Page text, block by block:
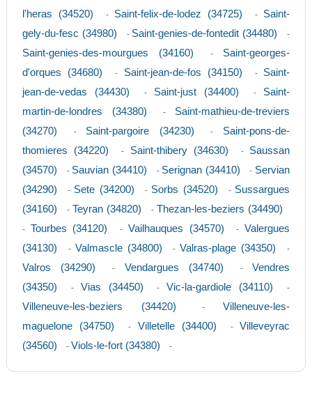
l'heras (34520)
- Saint-felix-de-lodez (34725) - Saint-
gely-du-fesc (34980)
- Saint-genies-de-fontedit (34480) -
Saint-genies-des-mourgues (34160) - Saint-georges-
d'orques (34680)
- Saint-jean-de-fos (34150) - Saint-
jean-de-vedas (34430)
- Saint-just (34400) - Saint-
martin-de-londres (34380)
- Saint-mathieu-de-treviers
(34270)
- Saint-pargoire (34230) - Saint-pons-de-
thomieres (34220)
- Saint-thibery (34630) - Saussan
(34570)
- Sauvian (34410) - Serignan (34410) - Servian
(34290)
- Sete (34200) - Sorbs (34520) - Sussargues
(34160)
- Teyran (34820) - Thezan-les-beziers (34490)
- Tourbes (34120) - Vailhauques (34570) - Valergues
(34130)
- Valmascle (34800) - Valras-plage (34350) -
Valros (34290) - Vendargues (34740) - Vendres
(34350)
- Vias (34450) - Vic-la-gardiole (34110) -
Villeneuve-les-beziers (34420) - Villeneuve-les-
maguelone (34750)
- Villetelle (34400) - Villeveyrac
(34560)
- Viols-le-fort (34380) -